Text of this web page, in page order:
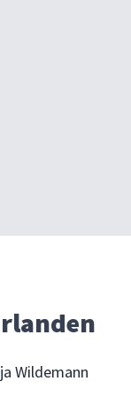
Wildemann